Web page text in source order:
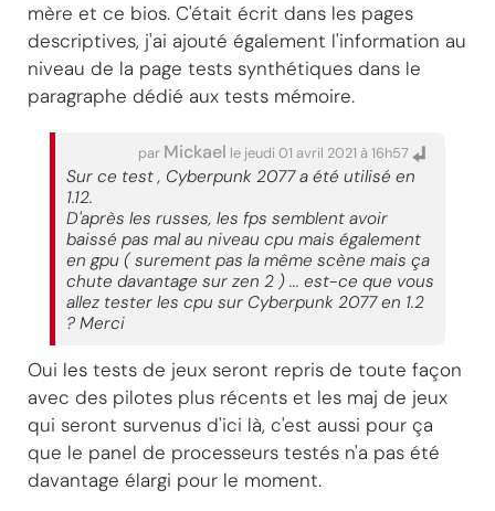
mère et ce bios. C'était écrit dans les pages
descriptives, j'ai ajouté également l'information au
niveau de la page tests synthétiques dans le
paragraphe dédié aux tests mémoire.
par Mickael le jeudi 01 avril 2021 à 16h57
Sur ce test , Cyberpunk 2077 a été utilisé en
1.12.
D'après les russes, les fps semblent avoir
baissé pas mal au niveau cpu mais également
en gpu ( surement pas la même scène mais ça
chute davantage sur zen 2 ) ... est-ce que vous
allez tester les cpu sur Cyberpunk 2077 en 1.2
? Merci
Oui les tests de jeux seront repris de toute façon
avec des pilotes plus récents et les maj de jeux
qui seront survenus d'ici là, c'est aussi pour ça
que le panel de processeurs testés n'a pas été
davantage élargi pour le moment.